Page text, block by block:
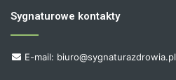
Sygnaturowe kontakty
E-mail: biuro@sygnaturazdrowia.pl